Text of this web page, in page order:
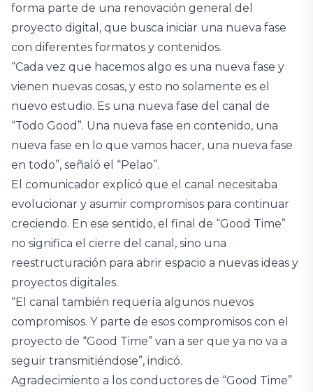
forma parte de una renovación general del
proyecto digital, que busca iniciar una nueva fase
con diferentes formatos y contenidos.
“Cada vez que hacemos algo es una nueva fase y
vienen nuevas cosas, y esto no solamente es el
nuevo estudio. Es una nueva fase del canal de
“Todo Good”. Una nueva fase en contenido, una
nueva fase en lo que vamos hacer, una nueva fase
en todo”, señaló el “Pelao”.
El comunicador explicó que el canal necesitaba
evolucionar y asumir compromisos para continuar
creciendo. En ese sentido, el final de “Good Time”
no significa el cierre del canal, sino una
reestructuración para abrir espacio a nuevas ideas y
proyectos digitales.
“El canal también requería algunos nuevos
compromisos. Y parte de esos compromisos con el
proyecto de “Good Time” van a ser que ya no va a
seguir transmitiéndose”, indicó.
Agradecimiento a los conductores de “Good Time”